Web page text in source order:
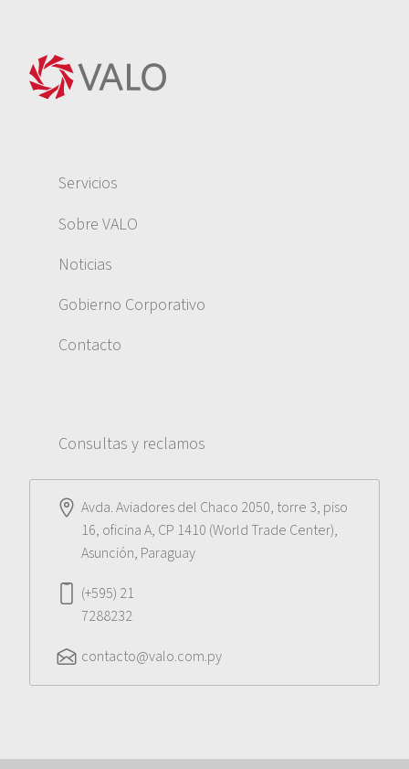
Servicios
Sobre VALO
Noticias
Gobierno Corporativo
Contacto
Consultas y reclamos
Avda. Aviadores del Chaco 2050, torre 3, piso
16, oficina A, CP 1410 (World Trade Center),
Asunción, Paraguay
(+595) 21
7288232
contacto@valo.com.py